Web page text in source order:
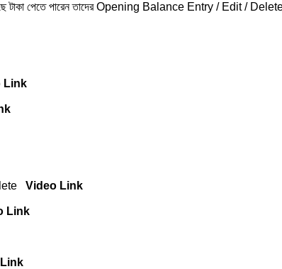
টাকা পেতে পারেন তাদের Opening Balance Entry / Edit /
Link
Video Link
Link